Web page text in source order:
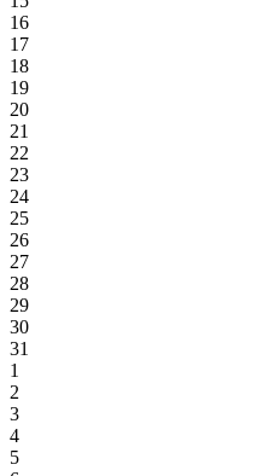
16
17
18
19
20
21
22
23
24
25
26
27
28
29
30
31
1
2
3
4
5